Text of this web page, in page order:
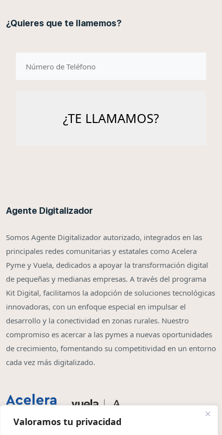
Valoramos tu privacidad
¿Quieres que te llamemos?
Agente Digitalizador
Somos Agente Digitalizador autorizado, integrados en las
principales redes comunitarias y estatales como Acelera
Pyme y Vuela, dedicados a apoyar la transformación digital
de pequeñas y medianas empresas. A través del programa
Kit Digital, facilitamos la adopción de soluciones tecnológicas
innovadoras, con un enfoque especial en impulsar el
desarrollo y la conectividad en zonas rurales. Nuestro
compromiso es acercar a las pymes a nuevas oportunidades
de crecimiento, fomentando su competitividad en un entorno
cada vez más digitalizado.